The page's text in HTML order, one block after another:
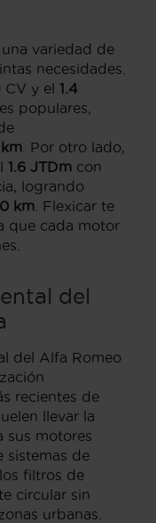
variedad de
necesidades.
CV y el 1.4
populares,
. Por otro lado,
1.6 JTDm con
logrando
km . Flexicar te
que cada motor
del
del Alfa Romeo
recientes de
llevar la
sus motores
sistemas de
filtros de
circular sin
urbanas.